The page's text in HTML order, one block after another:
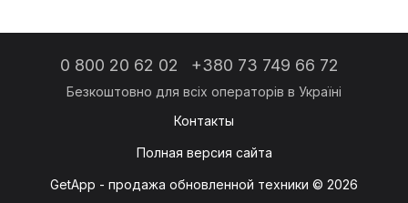
0 800 20 62 02 +380 73 749 66 72
Контакты
Полная версия сайта
GetApp - продажа обновленной техники © 2026